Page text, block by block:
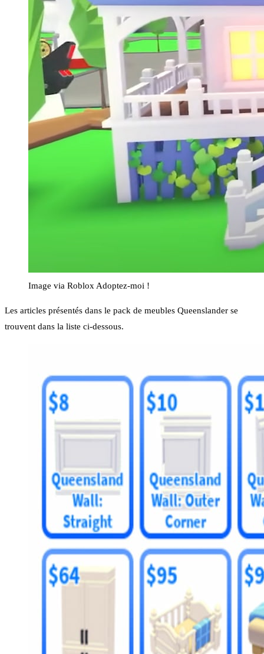
Image via Roblox Adoptez-moi !
Les articles présentés dans le pack de meubles Queenslander se
trouvent dans la liste ci-dessous.